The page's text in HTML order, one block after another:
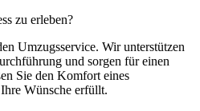
zu erleben?
Umzugsservice. Wir unterstützen
und sorgen für einen
Sie den Komfort eines
Wünsche erfüllt.